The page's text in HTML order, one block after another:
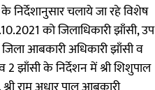
चलाये जा रहे विशेष
को जिलाधिकारी झाँसी, उप
आबकारी अधिकारी झाँसी व
झाँसी के निर्देशन में श्री शिशुपाल